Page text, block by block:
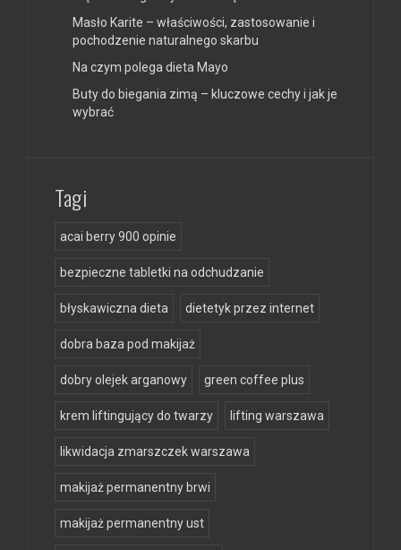
Masło Karite – właściwości, zastosowanie i
pochodzenie naturalnego skarbu
Na czym polega dieta Mayo
Buty do biegania zimą – kluczowe cechy i jak je
wybrać
Tagi
acai berry 900 opinie
bezpieczne tabletki na odchudzanie
błyskawiczna dieta dietetyk przez internet
dobra baza pod makijaż
dobry olejek arganowy green coffee plus
krem liftingujący do twarzy lifting warszawa
likwidacja zmarszczek warszawa
makijaż permanentny brwi
makijaż permanentny ust